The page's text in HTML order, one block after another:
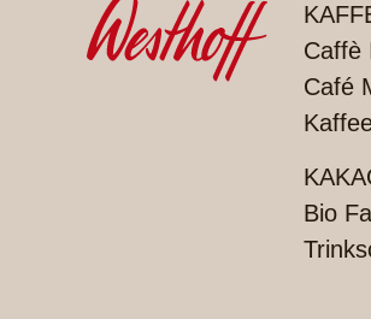
Caffè
Café
Bio